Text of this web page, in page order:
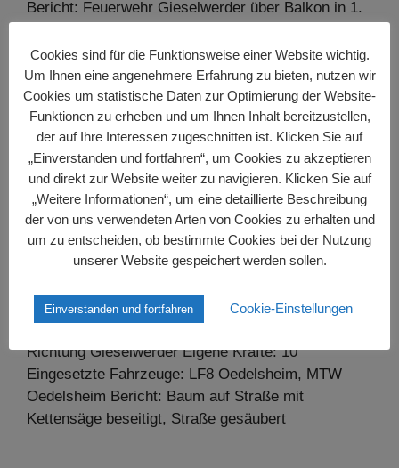
Bericht: Feuerwehr Gieselwerder über Balkon in 1.
Einsatztätigkeit …
Weiterlesen…
Einsatz, Baum auf Straße am
12.07.2015
12. Juli 2015
Einsatz: Baum auf Straße Einsatznummer: 9
Richtung Gieselwerder Eigene Kräfte: 10
Eingesetzte Fahrzeuge: LF8 Oedelsheim, MTW
Oedelsheim Bericht: Baum auf Straße mit
Kettensäge beseitigt, Straße gesäubert
Cookies sind für die Funktionsweise einer Website wichtig.
Um Ihnen eine angenehmere Erfahrung zu bieten, nutzen wir
Cookies um statistische Daten zur Optimierung der Website-
Funktionen zu erheben und um Ihnen Inhalt bereitzustellen,
der auf Ihre Interessen zugeschnitten ist. Klicken Sie auf
„Einverstanden und fortfahren“, um Cookies zu akzeptieren
und direkt zur Website weiter zu navigieren. Klicken Sie auf
„Weitere Informationen“, um eine detaillierte Beschreibung
der von uns verwendeten Arten von Cookies zu erhalten und
um zu entscheiden, ob bestimmte Cookies bei der Nutzung
unserer Website gespeichert werden sollen.
Einverstanden und fortfahren Cookie-Einstellungen